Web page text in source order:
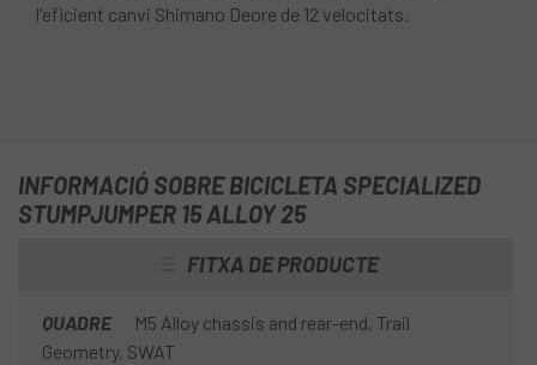
l'eficient canvi Shimano Deore de 12 velocitats.
INFORMACIÓ SOBRE BICICLETA SPECIALIZED
STUMPJUMPER 15 ALLOY 25
FITXA DE PRODUCTE
QUADRE
M5 Alloy chassis and rear-end, Trail
Geometry, SWAT